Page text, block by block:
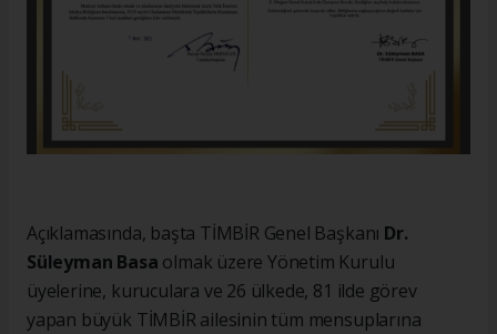
Açıklamasında, başta TİMBİR Genel Başkanı Dr.
Süleyman Basa olmak üzere Yönetim Kurulu
üyelerine, kuruculara ve 26 ülkede, 81 ilde görev
yapan büyük TİMBİR ailesinin tüm mensuplarına